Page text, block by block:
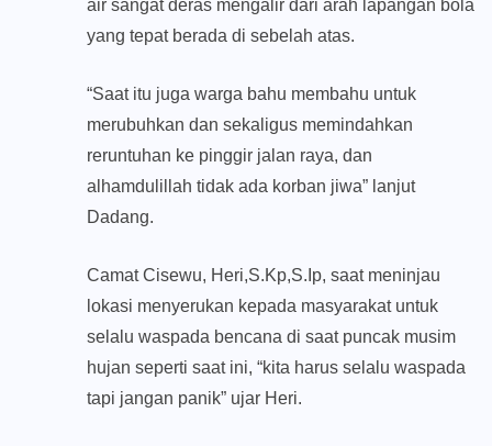
air sangat deras mengalir dari arah lapangan bola
yang tepat berada di sebelah atas.
“Saat itu juga warga bahu membahu untuk
merubuhkan dan sekaligus memindahkan
reruntuhan ke pinggir jalan raya, dan
alhamdulillah tidak ada korban jiwa” lanjut
Dadang.
Camat Cisewu, Heri,S.Kp,S.Ip, saat meninjau
lokasi menyerukan kepada masyarakat untuk
selalu waspada bencana di saat puncak musim
hujan seperti saat ini, “kita harus selalu waspada
tapi jangan panik” ujar Heri.